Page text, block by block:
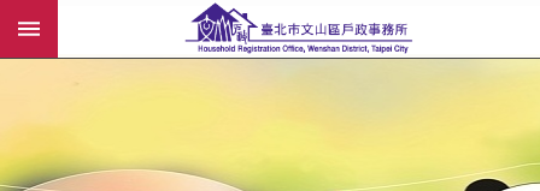
跳到主要內容區塊